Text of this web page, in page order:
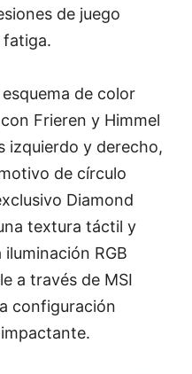
de juego
fatiga.
de color
Frieren y Himmel
izquierdo y derecho,
de círculo
Diamond
textura táctil y
RGB
a través de MSI
configuración